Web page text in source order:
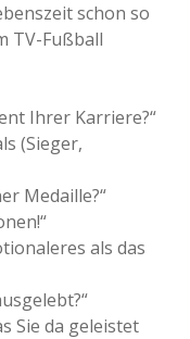
schon so
TV-Fußball
Ihrer Karriere?“
(Sieger,
Medaille?“
als das
Sie da geleistet